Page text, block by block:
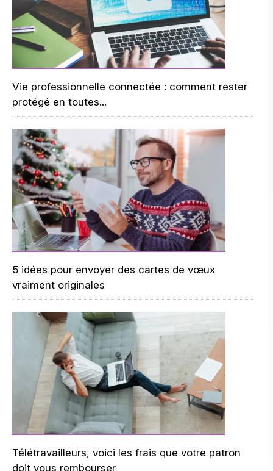
Vie professionnelle connectée : comment rester
protégé en toutes...
5 idées pour envoyer des cartes de vœux
vraiment originales
Télétravailleurs, voici les frais que votre patron
doit vous rembourser